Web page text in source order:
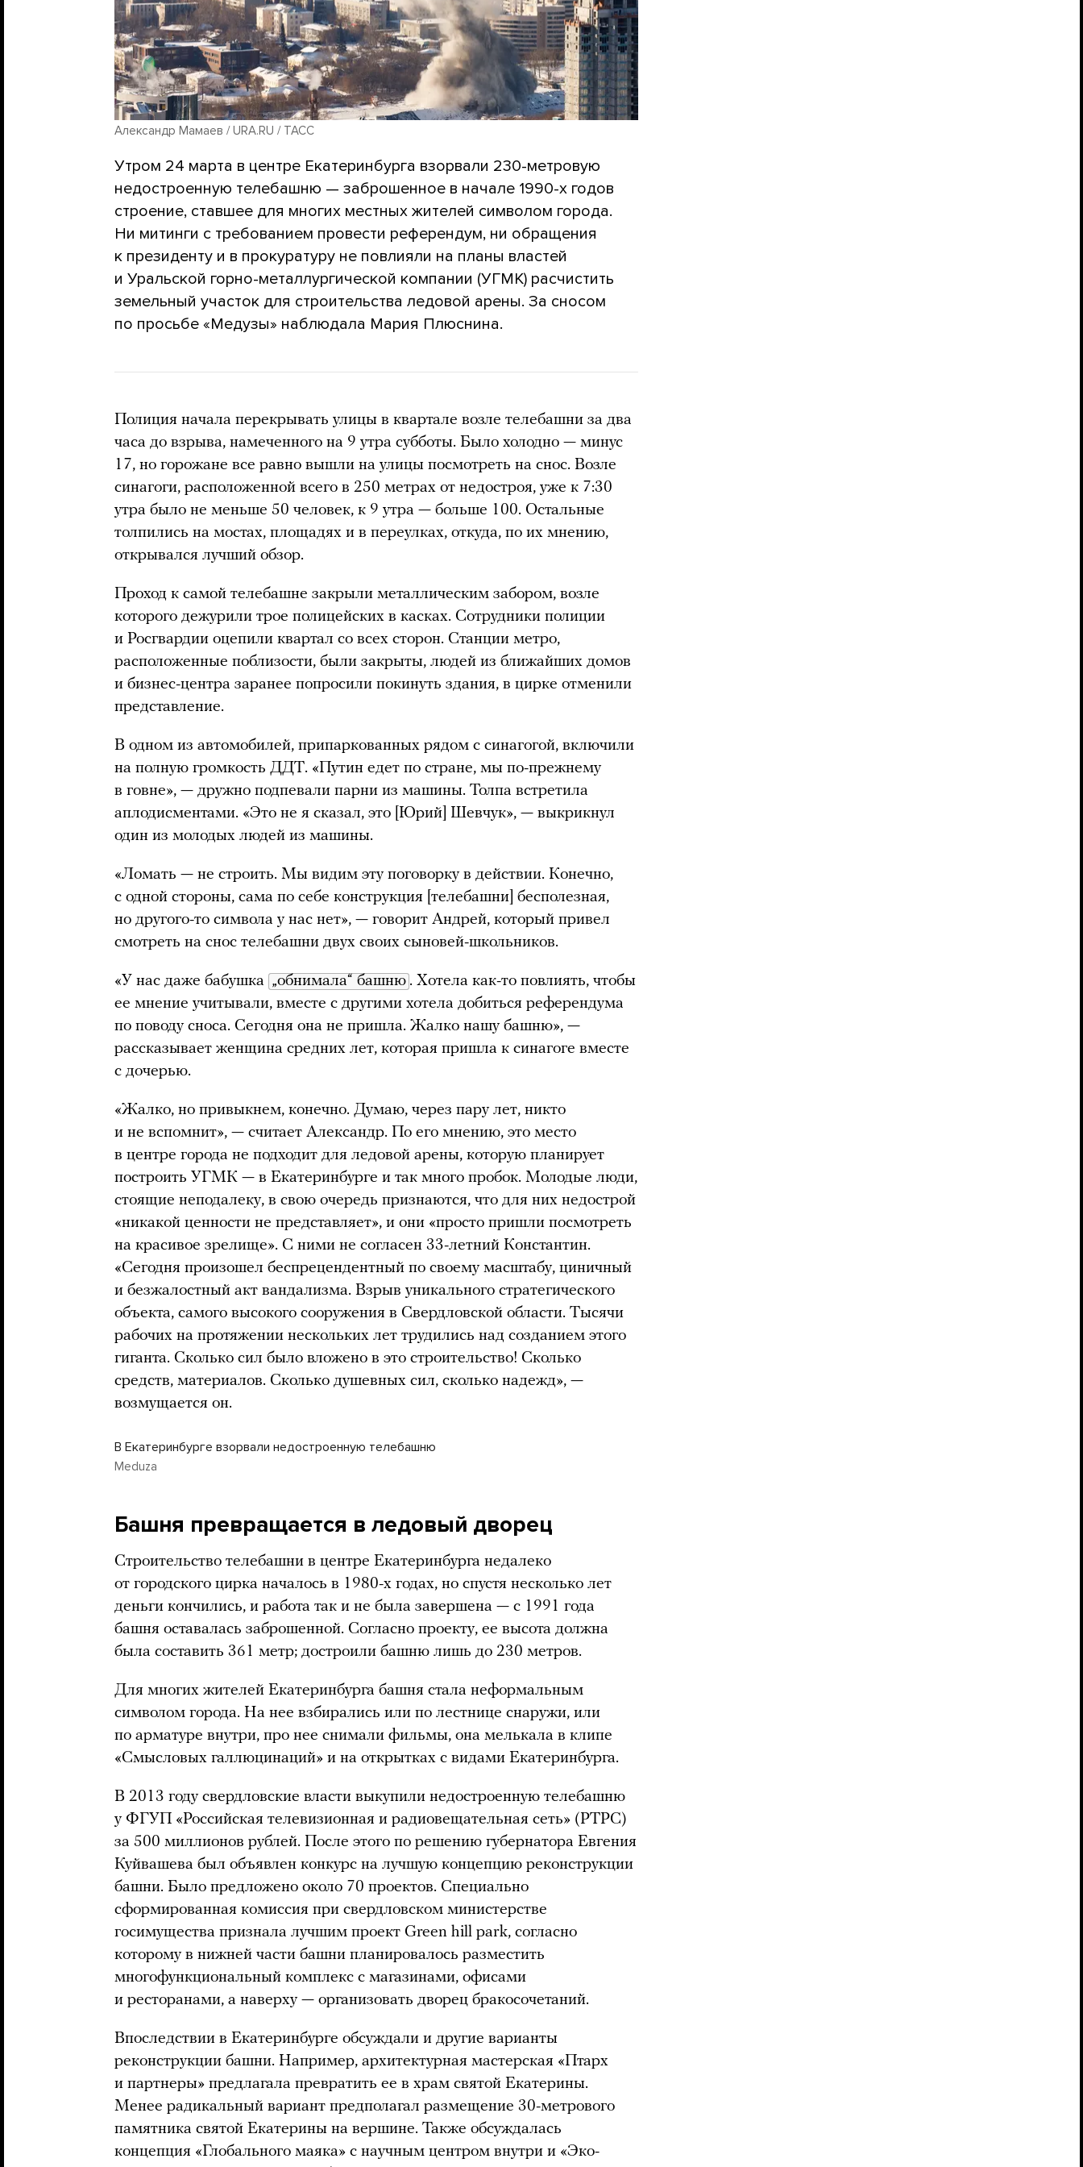
Александр Мамаев / URA.RU / ТАСС
Утром 24 марта в центре Екатеринбурга взорвали 230-метровую
недостроенную телебашню — заброшенное в начале 1990-х годов
строение, ставшее для многих местных жителей символом города.
Ни митинги с требованием провести референдум, ни обращения
к президенту и в прокуратуру не повлияли на планы властей
и Уральской горно-металлургической компании (УГМК) расчистить
земельный участок для строительства ледовой арены. За сносом
по просьбе «Медузы» наблюдала Мария Плюснина.
Полиция начала перекрывать улицы в квартале возле телебашни за два
часа до взрыва, намеченного на 9 утра субботы. Было холодно — минус
17, но горожане все равно вышли на улицы посмотреть на снос. Возле
синагоги, расположенной всего в 250 метрах от недостроя, уже к 7:30
утра было не меньше 50 человек, к 9 утра — больше 100. Остальные
толпились на мостах, площадях и в переулках, откуда, по их мнению,
открывался лучший обзор.
Проход к самой телебашне закрыли металлическим забором, возле
которого дежурили трое полицейских в касках. Сотрудники полиции
и Росгвардии оцепили квартал со всех сторон. Станции метро,
расположенные поблизости, были закрыты, людей из ближайших домов
и бизнес-центра заранее попросили покинуть здания, в цирке отменили
представление.
В одном из автомобилей, припаркованных рядом с синагогой, включили
на полную громкость ДДТ. «Путин едет по стране, мы по-прежнему
в говне», — дружно подпевали парни из машины. Толпа встретила
аплодисментами. «Это не я сказал, это [Юрий] Шевчук», — выкрикнул
один из молодых людей из машины.
«Ломать — не строить. Мы видим эту поговорку в действии. Конечно,
с одной стороны, сама по себе конструкция [телебашни] бесполезная,
но другого-то символа у нас нет», — говорит Андрей, который привел
смотреть на снос телебашни двух своих сыновей-школьников.
«У нас даже бабушка „обнимала“ башню . Хотела как-то повлиять, чтобы
ее мнение учитывали, вместе с другими хотела добиться референдума
по поводу сноса. Сегодня она не пришла. Жалко нашу башню», —
рассказывает женщина средних лет, которая пришла к синагоге вместе
с дочерью.
«Жалко, но привыкнем, конечно. Думаю, через пару лет, никто
и не вспомнит», — считает Александр. По его мнению, это место
в центре города не подходит для ледовой арены, которую планирует
построить УГМК — в Екатеринбурге и так много пробок. Молодые люди,
стоящие неподалеку, в свою очередь признаются, что для них недострой
«никакой ценности не представляет», и они «просто пришли посмотреть
на красивое зрелище». С ними не согласен 33-летний Константин.
«Сегодня произошел беспрецендентный по своему масштабу, циничный
и безжалостный акт вандализма. Взрыв уникального стратегического
объекта, самого высокого сооружения в Свердловской области. Тысячи
рабочих на протяжении нескольких лет трудились над созданием этого
гиганта. Сколько сил было вложено в это строительство! Сколько
средств, материалов. Сколько душевных сил, сколько надежд», —
возмущается он.
В Екатеринбурге взорвали недостроенную телебашню
Meduza
Башня превращается в ледовый дворец
Строительство телебашни в центре Екатеринбурга недалеко
от городского цирка началось в 1980-х годах, но спустя несколько лет
деньги кончились, и работа так и не была завершена — с 1991 года
башня оставалась заброшенной. Согласно проекту, ее высота должна
была составить 361 метр; достроили башню лишь до 230 метров.
Для многих жителей Екатеринбурга башня стала неформальным
символом города. На нее взбирались или по лестнице снаружи, или
по арматуре внутри, про нее снимали фильмы, она мелькала в клипе
«Смысловых галлюцинаций» и на открытках с видами Екатеринбурга.
В 2013 году свердловские власти выкупили недостроенную телебашню
у ФГУП «Российская телевизионная и радиовещательная сеть» (РТРС)
за 500 миллионов рублей. После этого по решению губернатора Евгения
Куйвашева был объявлен конкурс на лучшую концепцию реконструкции
башни. Было предложено около 70 проектов. Специально
сформированная комиссия при свердловском министерстве
госимущества признала лучшим проект Green hill park, согласно
которому в нижней части башни планировалось разместить
многофункциональный комплекс с магазинами, офисами
и ресторанами, а наверху — организовать дворец бракосочетаний.
Впоследствии в Екатеринбурге обсуждали и другие варианты
реконструкции башни. Например, архитектурная мастерская «Птарх
и партнеры» предлагала превратить ее в храм святой Екатерины.
Менее радикальный вариант предполагал размещение 30-метрового
памятника святой Екатерины на вершине. Также обсуждалась
концепция «Глобального маяка» с научным центром внутри и «Эко-